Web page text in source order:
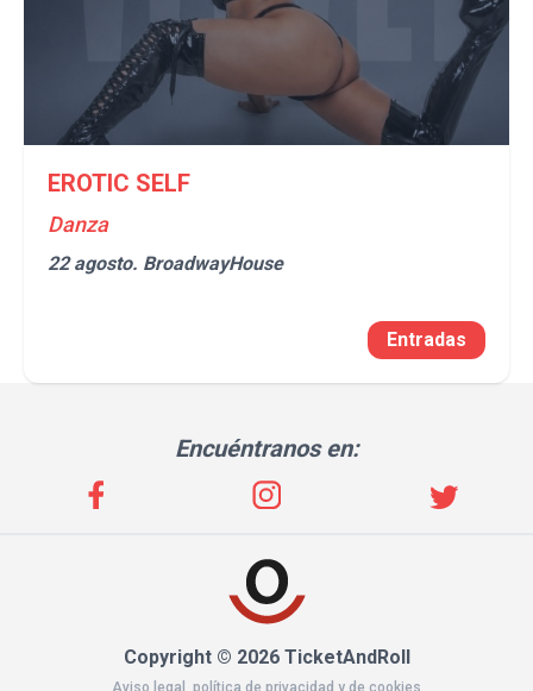
EROTIC SELF
Danza
22 agosto. BroadwayHouse
Entradas
Encuéntranos en:
Copyright © 2026 TicketAndRoll
Aviso legal política de privacidad y de cookies